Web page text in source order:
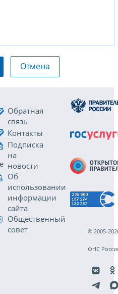
Отмена
Обратная
связь
Контакты
Подписка
на
новости
Об
использовании
информации
сайта
Общественный
совет
© 2005-
ФНС